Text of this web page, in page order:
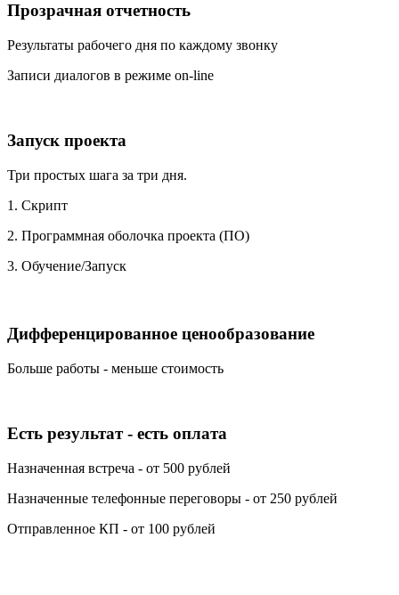
Прозрачная отчетность
Результаты рабочего дня по каждому звонку
Записи диалогов в режиме on-line
Запуск проекта
Три простых шага за три дня.
1. Скрипт
2. Программная оболочка проекта (ПО)
3. Обучение/Запуск
Дифференцированное ценообразование
Больше работы - меньше стоимость
Есть результат - есть оплата
Назначенная встреча - от 500 рублей
Назначенные телефонные переговоры - от 250 рублей
Отправленное КП - от 100 рублей